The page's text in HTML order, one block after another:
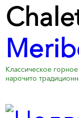
Классическое
нарочито